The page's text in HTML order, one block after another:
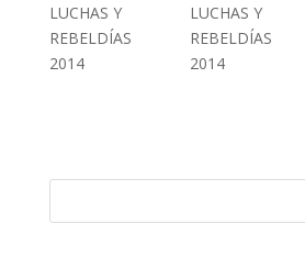
LUCHAS Y
REBELDÍAS
2014
LUCHAS Y
REBELDÍAS
2014